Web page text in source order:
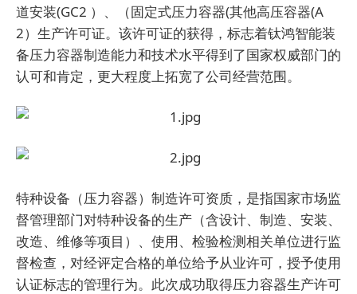
道安装(GC2 ）、（固定式压力容器(其他高压容器(A
2）生产许可证。该许可证的获得，标志着钛鸿智能装
备压力容器制造能力和技术水平得到了国家权威部门的
认可和肯定，更大程度上拓宽了公司经营范围。
特种设备（压力容器）制造许可资质，是指国家市场监
督管理部门对特种设备的生产（含设计、制造、安装、
改造、维修等项目）、使用、检验检测相关单位进行监
督检查，对经评定合格的单位给予从业许可，授予使用
认证标志的管理行为。此次成功取得压力容器生产许可